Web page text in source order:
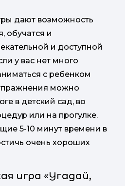
дают возможность
обучатся и
и доступной
у вас нет много
с ребенком
можно
в детский сад, во
или на прогулке.
5-10 минут времени в
очень хороших
игра «Угадай,